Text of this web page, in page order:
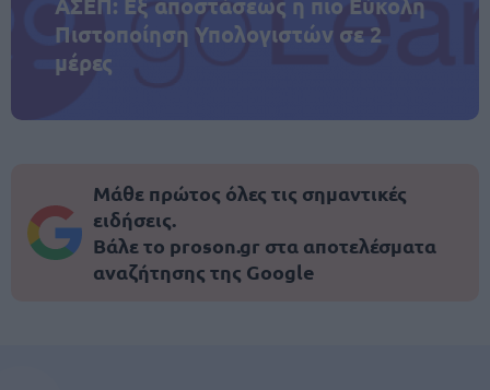
Πιστοποίηση Υπολογιστών σε 2
μέρες
Μάθε πρώτος όλες τις σημαντικές
ειδήσεις.
Βάλε το proson.gr στα αποτελέσματα
αναζήτησης της Google